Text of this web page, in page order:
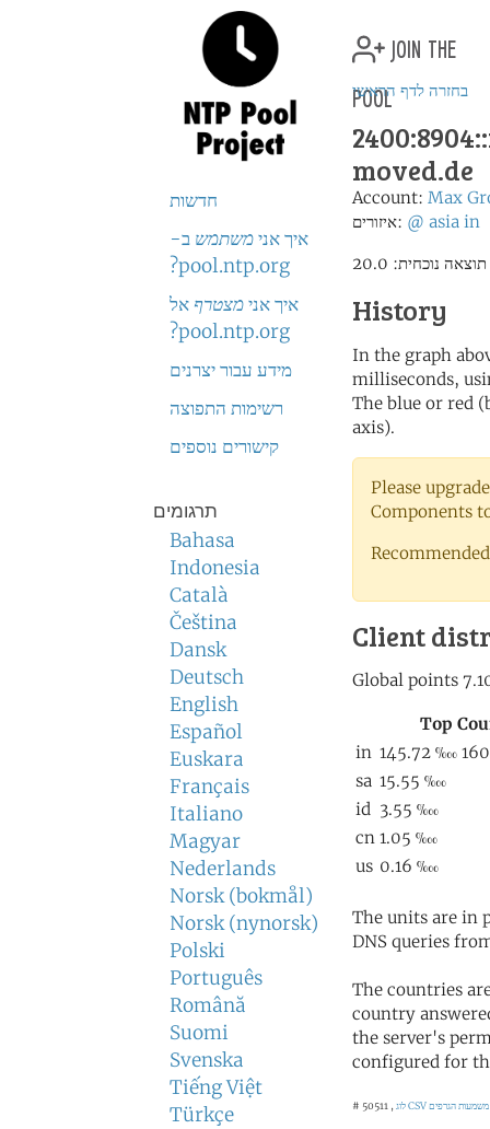
חדשות
איך אנימשתמש ב-
pool.ntp.org?
איך אנימצטרף אל
pool.ntp.org?
מידע עבור יצרנים
רשימות התפוצה
קישורים נוספים
תרגומים
Bahasa
Indonesia
Català
Čeština
Dansk
Deutsch
English
Español
Euskara
Français
Italiano
Magyar
Nederlands
Norsk (bokmål)
Norsk (nynorsk)
Polski
Português
Română
Suomi
Svenska
Tiếng Việt
Türkçe
join the
pool
בחזרה לדף הראשי
moved.de
Account: Max
איזורים: @ asia in
History
In the graph
milliseconds,
The blue or red
axis).
Please
Components
Client
The units are in
DNS queries
The countries
country
the server's
configured for
# 50511 , לוג CSV